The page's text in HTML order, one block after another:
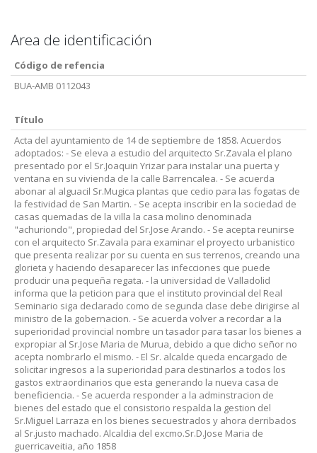
Area de identificación
Código de refencia
BUA-AMB 0112043
Título
Acta del ayuntamiento de 14 de septiembre de 1858. Acuerdos
adoptados: - Se eleva a estudio del arquitecto Sr.Zavala el plano
presentado por el Sr.Joaquin Yrizar para instalar una puerta y
ventana en su vivienda de la calle Barrencalea. - Se acuerda
abonar al alguacil Sr.Mugica plantas que cedio para las fogatas de
la festividad de San Martin. - Se acepta inscribir en la sociedad de
casas quemadas de la villa la casa molino denominada
"achuriondo", propiedad del Sr.Jose Arando. - Se acepta reunirse
con el arquitecto Sr.Zavala para examinar el proyecto urbanistico
que presenta realizar por su cuenta en sus terrenos, creando una
glorieta y haciendo desaparecer las infecciones que puede
producir una pequeña regata. - la universidad de Valladolid
informa que la peticion para que el instituto provincial del Real
Seminario siga declarado como de segunda clase debe dirigirse al
ministro de la gobernacion. - Se acuerda volver a recordar a la
superioridad provincial nombre un tasador para tasar los bienes a
expropiar al Sr.Jose Maria de Murua, debido a que dicho señor no
acepta nombrarlo el mismo. - El Sr. alcalde queda encargado de
solicitar ingresos a la superioridad para destinarlos a todos los
gastos extraordinarios que esta generando la nueva casa de
beneficiencia. - Se acuerda responder a la adminstracion de
bienes del estado que el consistorio respalda la gestion del
Sr.Miguel Larraza en los bienes secuestrados y ahora derribados
al Sr.justo machado. Alcaldia del excmo.Sr.D.Jose Maria de
guerricaveitia, año 1858